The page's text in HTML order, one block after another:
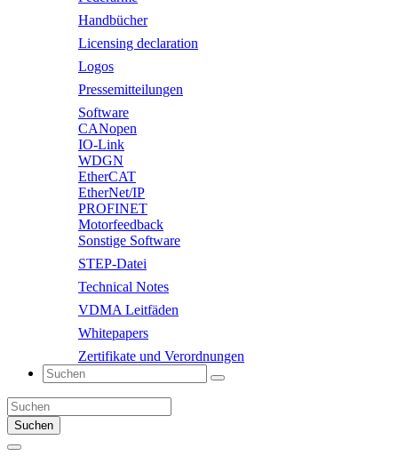
Handbücher
Licensing declaration
Logos
Pressemitteilungen
Software
CANopen
IO-Link
WDGN
EtherCAT
EtherNet/IP
PROFINET
Motorfeedback
Sonstige Software
STEP-Datei
Technical Notes
VDMA Leitfäden
Whitepapers
Zertifikate und Verordnungen
Suchen